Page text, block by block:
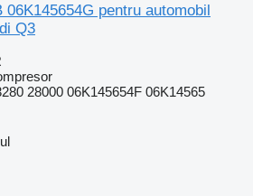
pentru automobil
Q3
28000 06K145654F 06K14565